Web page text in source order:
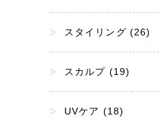
スタイリング (26)
スカルプ (19)
UVケア (18)